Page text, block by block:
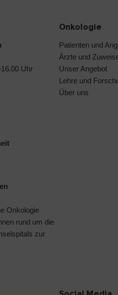
Uhr
Onkologie
rund um die
zur
Onkologie
Patienten und
Ärzte und
Unser Angebot
Lehre und
Über uns